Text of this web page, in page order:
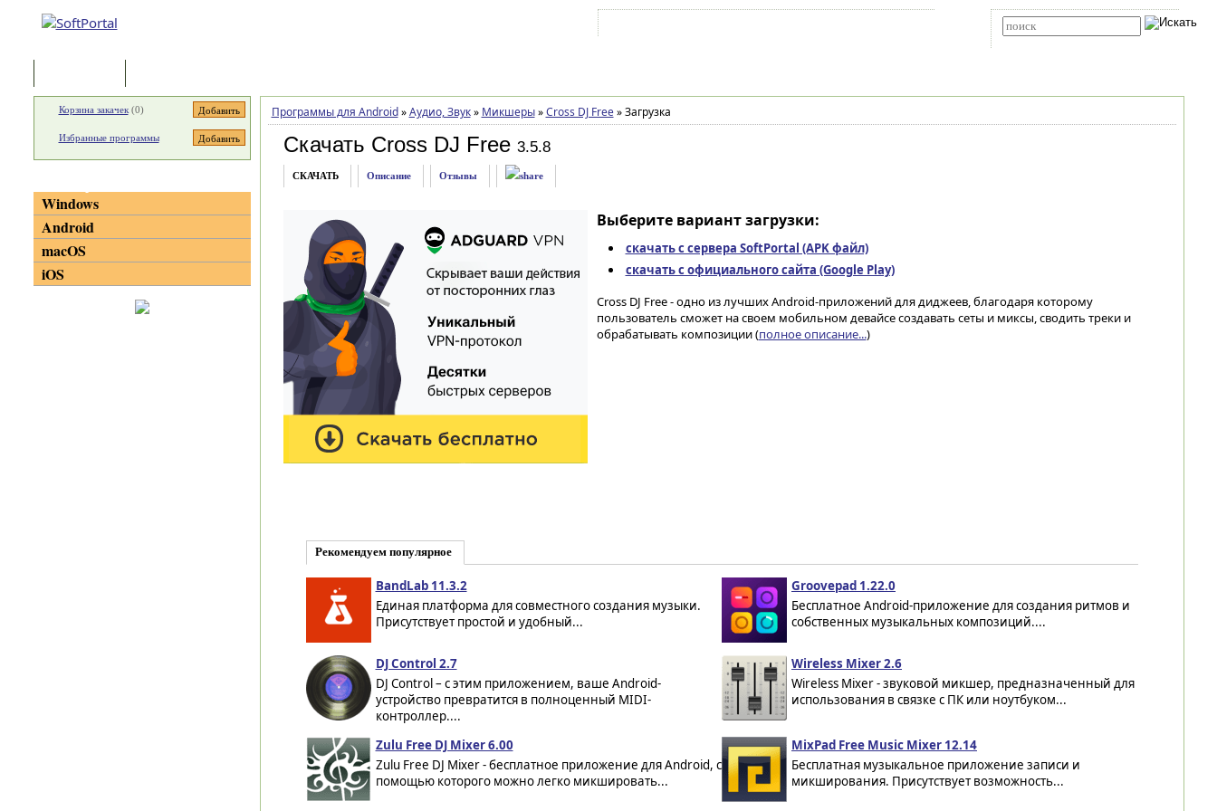
Программы для Android » Аудио, Звук » Микшеры » Cross DJ Free »Загрузка
Скачать Cross DJ Free 3.5.8
СКАЧАТЬ Описание Отзывы
Выберите вариант загрузки:
скачать с сервера SoftPortal (APK файл)
скачать с официального сайта (Google Play)
Cross DJ Free - одно из лучших Android-приложений для диджеев, благодаря которому
пользователь сможет на своем мобильном девайсе создавать сеты и миксы, сводить треки и
обрабатывать композиции (полное описание...)
Рекомендуем популярное
BandLab 11.3.2
Единая платформа для совместного создания музыки.
Присутствует простой и удобный...
Groovepad 1.22.0
Бесплатное Android-приложение для создания ритмов и
собственных музыкальных композиций....
DJ Control 2.7
DJ Control – с этим приложением, ваше Android-
устройство превратится в полноценный MIDI-
контроллер....
Wireless Mixer 2.6
Wireless Mixer - звуковой микшер, предназначенный для
использования в связке с ПК или ноутбуком...
Zulu Free DJ Mixer 6.00
Zulu Free DJ Mixer - бесплатное приложение для Android, с
помощью которого можно легко микшировать...
MixPad Free Music Mixer 12.14
Бесплатная музыкальное приложение записи и
микширования. Присутствует возможность...
Корзина закачек(0)
Избранные программы
Windows
Android
macOS
iOS